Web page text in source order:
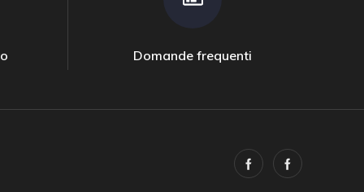
Domande frequenti